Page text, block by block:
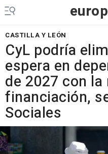
CASTILLA Y LEÓN
CyL podría
espera en
de 2027 con la
financiación,
Sociales